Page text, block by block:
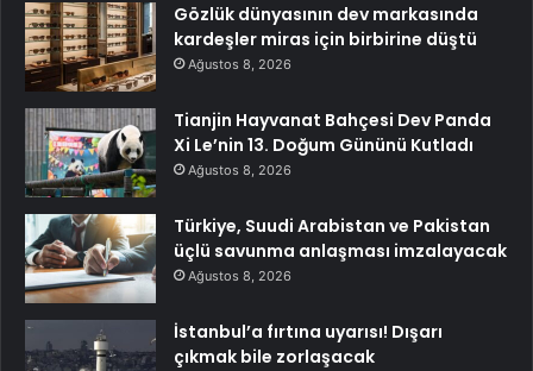
Gözlük dünyasının dev markasında
kardeşler miras için birbirine düştü
Ağustos 8, 2026
Tianjin Hayvanat Bahçesi Dev Panda
Xi Le’nin 13. Doğum Gününü Kutladı
Ağustos 8, 2026
Türkiye, Suudi Arabistan ve Pakistan
üçlü savunma anlaşması imzalayacak
Ağustos 8, 2026
İstanbul’a fırtına uyarısı! Dışarı
çıkmak bile zorlaşacak